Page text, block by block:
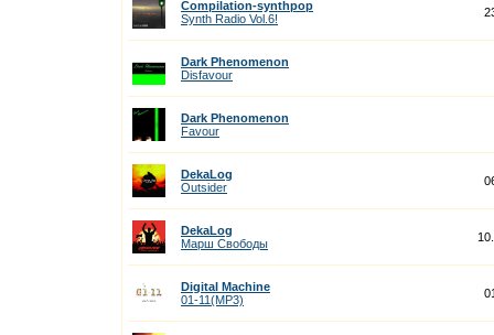
Compilation-synthpop
Synth Radio Vol.6!
Dark Phenomenon
Disfavour
Dark Phenomenon
Favour
DekaLog
Outsider
DekaLog
Марш Свободы
Digital Machine
01-11(MP3)